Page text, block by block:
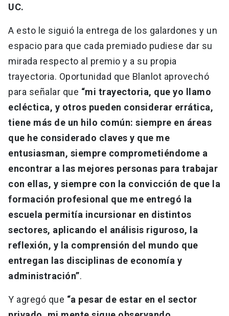
UC.
A esto le siguió la entrega de los galardones y un
espacio para que cada premiado pudiese dar su
mirada respecto al premio y a su propia
trayectoria. Oportunidad que Blanlot aprovechó
para señalar que “mi trayectoria, que yo llamo
ecléctica, y otros pueden considerar errática,
tiene más de un hilo común: siempre en áreas
que he considerado claves y que me
entusiasman, siempre comprometiéndome a
encontrar a las mejores personas para trabajar
con ellas, y siempre con la convicción de que la
formación profesional que me entregó la
escuela permitía incursionar en distintos
sectores, aplicando el análisis riguroso, la
reflexión, y la comprensión del mundo que
entregan las disciplinas de economía y
administración”.
Y agregó que “a pesar de estar en el sector